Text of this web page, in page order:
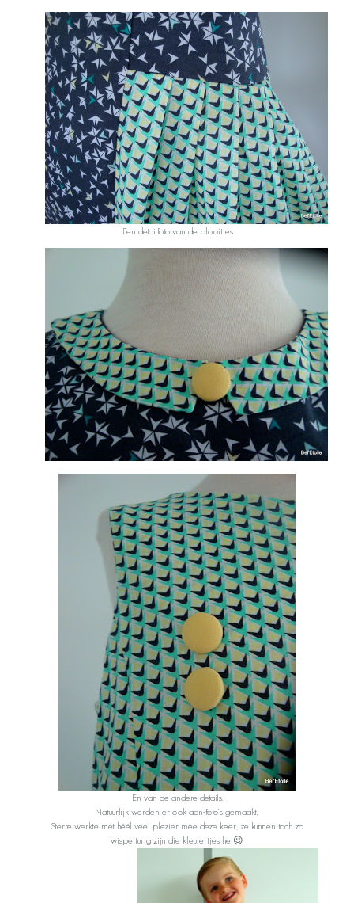
Een detailfoto van de plooitjes.
En van de andere details.
Natuurlijk werden er ook aan-foto’s gemaakt.
Sterre werkte met héél veel plezier mee deze keer, ze kunnen toch zo
wispelturig zijn die kleutertjes he 😉